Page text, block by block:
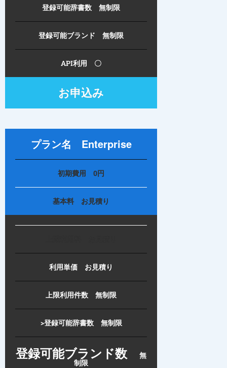
登録可能辞書数 無制限
登録可能ブランド 無制限
API利用 〇
お申込み
プラン名 Enterprise
初期費用 0円
基本料 お見積り
利用単価 お見積り
上限利用件数 無制限
>登録可能辞書数 無制限
登録可能ブランド数 無
制限